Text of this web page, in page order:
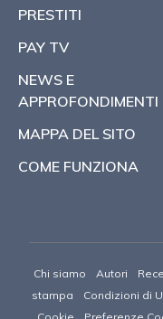
PRESTITI
PAY TV
NEWS E
APPROFONDIMENTI
MAPPA DEL SITO
COME FUNZIONA
Chi siamo Autori
stampa
Condizioni di